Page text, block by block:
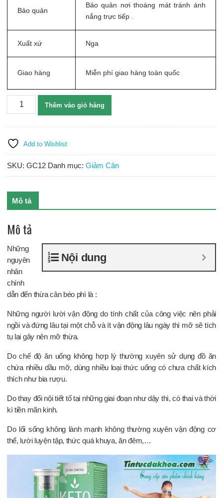
Bảo quản
Bảo quản nơi thoáng mát tránh ánh
nắng trực tiếp .
Xuất xứ Nga
Giao hàng Miễn phí giao hàng toàn quốc
Viên
Keto
Guru
-
Hỗ
quá
trình
cân
bạn
số
lượng
Thêm vào giỏ hàng
Add to Wishlist
SKU: GC12 Danh mục: Giảm Cân
Mô tả
Mô tả
Nội dung
Những
nguyên
nhân
chính
dẫn đến thừa cân béo phì là :
Những người lười vận động do tính chất của công việc nên phải
ngồi và đứng lâu tại một chỗ và ít vận động lâu ngày thì mỡ sẽ tích
tụ lại gây nên mỡ thừa.
Do chế độ ăn uống không hợp lý thường xuyên sử dụng đồ ăn
chứa nhiều dầu mỡ, dùng nhiều loại thức uống có chưa chất kích
thích như bia rượu.
Do thay đổi nội tiết tố tại những giai đoạn như dậy thì, có thai và thời
kì tiền mãn kinh.
Do lối sống không lành mạnh không thường xuyên vận động cơ
thể, lười luyện tập, thức quá khuya, ăn đêm,…